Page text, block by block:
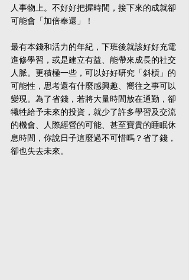
人事物上。不好好把握時間，接下來的成就卻
可能會「加倍奉還」！
最有本錢和活力的年紀，下班後就該好好充電
進修學習，或是建立有益、能帶來成長的社交
人脈。更積極一些，可以好好研究「斜槓」的
可能性，思考還有什麼感興趣、嚮往之事可以
變現。為了省錢，若將大量時間放在通勤，卻
犧牲給予未來的投資，就少了許多學習及交流
的機會、人際經營的可能、甚至寶貴的睡眠休
息時間，你說日子這麼過不可惜嗎？省了錢，
卻也失去未來。